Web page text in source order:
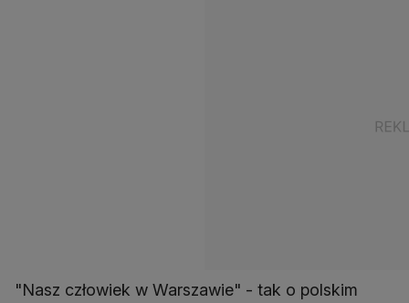
"Nasz człowiek w Warszawie" - tak o polskim